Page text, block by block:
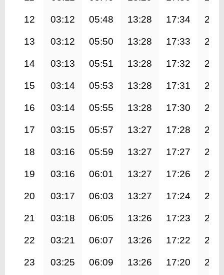
12 03:12 05:48 13:28 17:34
13 03:12 05:50 13:28 17:33
14 03:13 05:51 13:28 17:32
15 03:14 05:53 13:28 17:31
16 03:14 05:55 13:28 17:30
17 03:15 05:57 13:27 17:28
18 03:16 05:59 13:27 17:27
19 03:16 06:01 13:27 17:26
20 03:17 06:03 13:27 17:24
21 03:18 06:05 13:26 17:23
22 03:21 06:07 13:26 17:22
23 03:25 06:09 13:26 17:20